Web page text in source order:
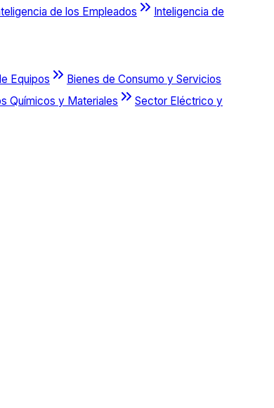
de los Empleados
Inteligencia de
Equipos
Bienes de Consumo y Servicios
Químicos y Materiales
Sector Eléctrico y